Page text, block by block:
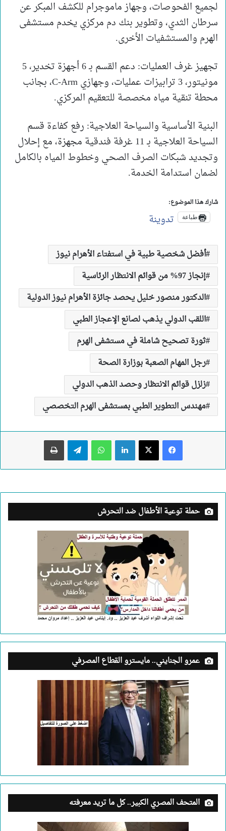
لجميع الفحوصات، وجهاز ماموجرام للكشف المبكر عن
سرطان الثدي، وتطوير بنك دم مركزي يخدم مستشفى
الهرم والمستشفيات الأخرى.
تجهيز غرف العمليات: دعم القسم بـ 6 أجهزة تخدير، 5
مونيتور، 3 ترابيزات عمليات، وجهازي C-Arm، بجانب
محطة تنقية مياه مخصصة للتعقيم المركزي.
البنية الأساسية والسياحة العلاجية: رفع كفاءة قسم
السياحة العلاجية بـ 11 غرفة فندقية مجهزة، مع إحلال
وتجديد شبكات الصرف الصحي وخطوط المياه بالكامل
لضمان استدامة الخدمة.
شارك هذا الموضوع:
طباعة تدوينة
أفضل شخصية طبية في استفتاء الأهرام نيوز
إنجاز 97% من قوائم الانتظار الرئاسية
الدكتور منصور خليل يحصد جائزة الأهرام نيوز الدولية
اللقب الدولي يذهب لصانع الإعجاز الطبي
ثورة تصحيح شاملة في مستشفى الهرم
رجل المهام الصعبة بوزارة الصحة
زلزل قوائم الانتظار وحصد الذهب الدولي
مهندس التطوير الطبي بمستشفى الهرم التخصصي
لينكدإن واتساب تيلقرام طباعة
حملة توعية الأطفال ضد التحرش
عمرو الجنايني.. مايسترو القطاع المصرفي
المتحف المصري الكبير.. كل ما تريد معرفته